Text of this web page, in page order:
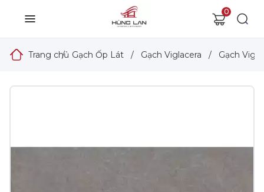
0
Trang chủ
/ Gạch Ốp Lát / Gạch Viglacera / Gạch